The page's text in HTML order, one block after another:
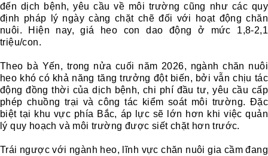
đến dịch bệnh, yêu cầu về môi trường cũng như các quy
định pháp lý ngày càng chặt chẽ đối với hoạt động chăn
nuôi. Hiện nay, giá heo con dao động ở mức 1,8-2,1
triệu/con.
Theo bà Yến, trong nửa cuối năm 2026, ngành chăn nuôi
heo khó có khả năng tăng trưởng đột biến, bởi vẫn chịu tác
động đồng thời của dịch bệnh, chi phí đầu tư, yêu cầu cấp
phép chuồng trại và công tác kiểm soát môi trường. Đặc
biệt tại khu vực phía Bắc, áp lực sẽ lớn hơn khi việc quản
lý quy hoạch và môi trường được siết chặt hơn trước.
Trái ngược với ngành heo, lĩnh vực chăn nuôi gia cầm đang